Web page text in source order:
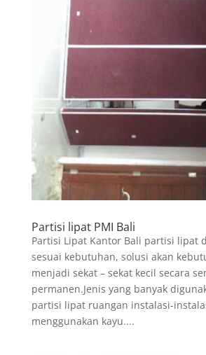
Partisi lipat PMI Bali
Partisi Lipat Kantor Bali partisi lipat
sesuai kebutuhan, solusi akan
menjadi sekat – sekat kecil secara
permanen.Jenis yang banyak
partisi lipat ruangan instalasi-
menggunakan kayu....